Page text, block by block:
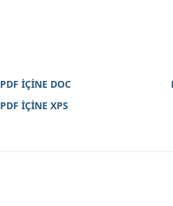
PDF İÇİNE DOC
PDF İÇİNE XPS